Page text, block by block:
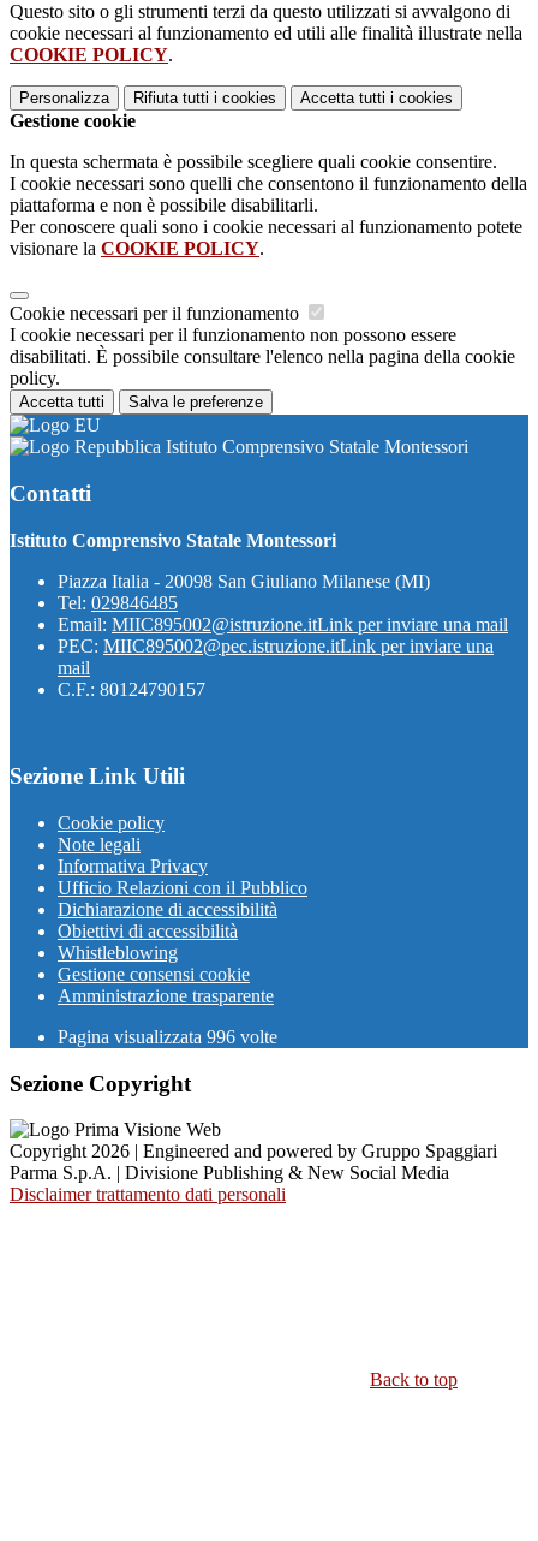
Questo sito o gli strumenti terzi da questo utilizzati si avvalgono di
cookie necessari al funzionamento ed utili alle finalità illustrate nella
COOKIE POLICY.
Personalizza Rifiuta tutti i cookies Accetta tutti i cookies
Gestione cookie
In questa schermata è possibile scegliere quali cookie consentire.
I cookie necessari sono quelli che consentono il funzionamento della
piattaforma e non è possibile disabilitarli.
Per conoscere quali sono i cookie necessari al funzionamento potete
visionare la COOKIE POLICY.
Cookie necessari per il funzionamento
I cookie necessari per il funzionamento non possono essere
disabilitati. È possibile consultare l'elenco nella pagina della cookie
policy.
Accetta tutti Salva le preferenze
Istituto Comprensivo Statale Montessori
Contatti
Istituto Comprensivo Statale Montessori
Piazza Italia - 20098 San Giuliano Milanese (MI)
Tel: 029846485
Email: MIIC895002@istruzione.itLink per inviare una mail
PEC: MIIC895002@pec.istruzione.itLink per inviare una
mail
C.F.: 80124790157
Sezione Link Utili
Cookie policy
Note legali
Informativa Privacy
Ufficio Relazioni con il Pubblico
Dichiarazione di accessibilità
Obiettivi di accessibilità
Whistleblowing
Gestione consensi cookie
Amministrazione trasparente
Pagina visualizzata 996 volte
Sezione Copyright
Copyright 2026 | Engineered and powered by Gruppo Spaggiari
Parma S.p.A. | Divisione Publishing & New Social Media
Disclaimer trattamento dati personali
Back to top